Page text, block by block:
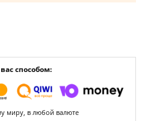
способом:
миру, в любой валюте